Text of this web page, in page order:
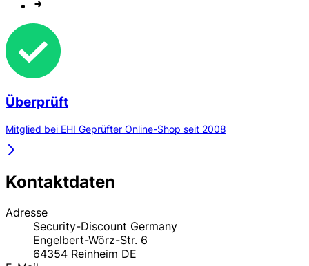
Überprüft
Mitglied bei EHI Geprüfter Online-Shop seit 2008
Kontaktdaten
Adresse
Security-Discount Germany
Engelbert-Wörz-Str. 6
64354 Reinheim DE